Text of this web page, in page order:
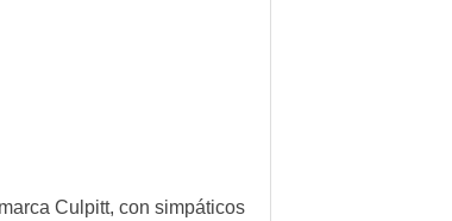
Culpitt, con simpáticos